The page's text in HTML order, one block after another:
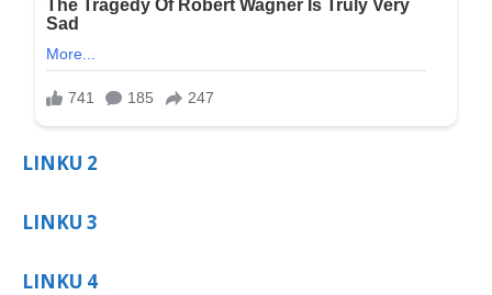
LINKU 2
LINKU 3
LINKU 4